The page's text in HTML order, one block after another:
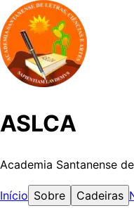
ASLCA
Academia Santanense
Início Sobre Cadeiras